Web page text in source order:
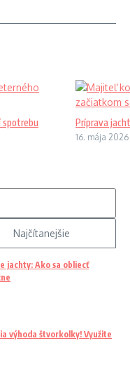
spotrebu
Príprava
16. mája 2026
Najčítanejšie
jachty: Ako sa obliecť
výhoda štvorkolky! Využite